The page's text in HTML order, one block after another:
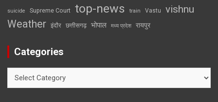
suicide Supreme Court top-news train Vastu vishnu
Weather इंदौर छत्तीसगढ़ भोपाल मध्य प्रदेश रायपुर
Categories